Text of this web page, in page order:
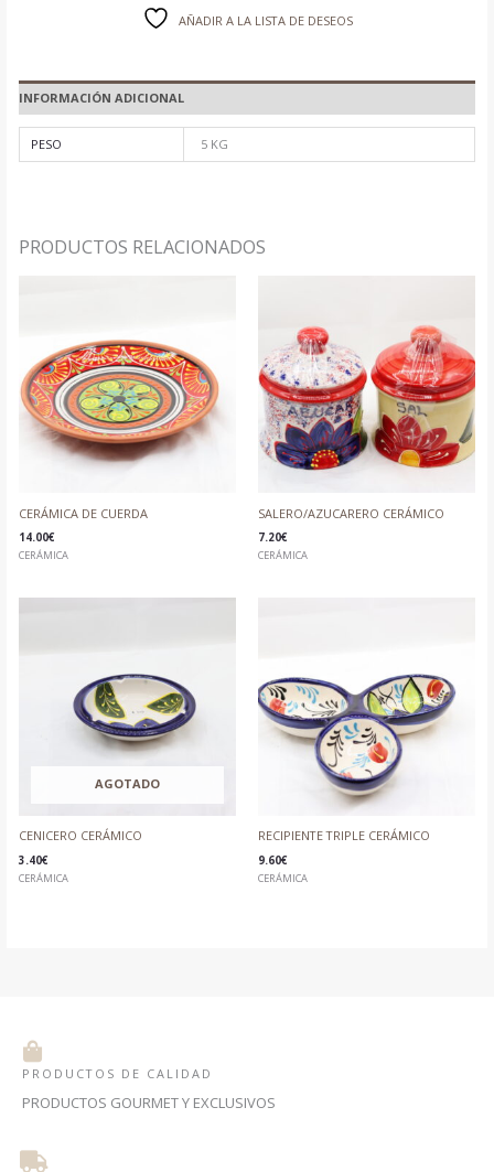
AÑADIR A LA LISTA DE DESEOS
INFORMACIÓN ADICIONAL
PESO 5 KG
PRODUCTOS RELACIONADOS
CERÁMICA DE CUERDA
14.00€
CERÁMICA
SALERO/AZUCARERO CERÁMICO
7.20€
CERÁMICA
AGOTADO
CENICERO CERÁMICO
3.40€
CERÁMICA
RECIPIENTE TRIPLE CERÁMICO
9.60€
CERÁMICA
PRODUCTOS DE CALIDAD
PRODUCTOS GOURMET Y EXCLUSIVOS